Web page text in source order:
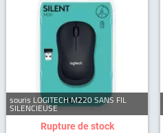
souris LOGITECH M220 SANS FIL
SILENCIEUSE
Rupture de stock